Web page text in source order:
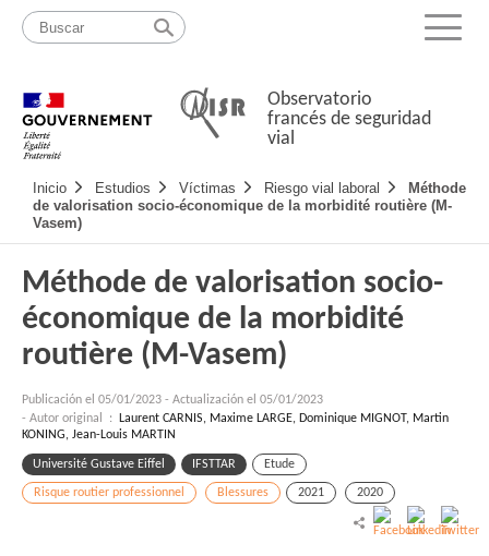
Pasar
contenido
Mapa
web
Menu
Observatorio
francés de seguridad
vial
Navigation
principale
Inicio Estudios Víctimas Riesgo vial laboral
Méthode
de valorisation socio-économique de la morbidité routière (M-
Vasem)
Méthode de valorisation socio-
économique de la morbidité
routière (M-Vasem)
Publicación el 05/01/2023 - Actualización el 05/01/2023
- Autor original : Laurent CARNIS, Maxime LARGE, Dominique MIGNOT, Martin
KONING, Jean-Louis MARTIN
Université Gustave Eiffel IFSTTAR Etude
Risque routier professionnel Blessures 2021 2020